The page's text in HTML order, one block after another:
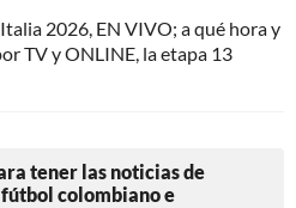
2026, EN VIVO; a qué hora y
TV y ONLINE, la etapa 13
tener las noticias de
colombiano e